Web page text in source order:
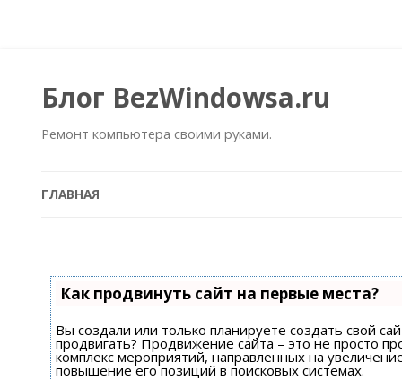
Блог BezWindowsa.ru
Ремонт компьютера своими руками.
ГЛАВНАЯ
Как продвинуть сайт на первые места?
Вы создали или только планируете создать свой
продвигать? Продвижение сайта – это не просто
комплекс мероприятий, направленных на
повышение его позиций в поисковых системах.